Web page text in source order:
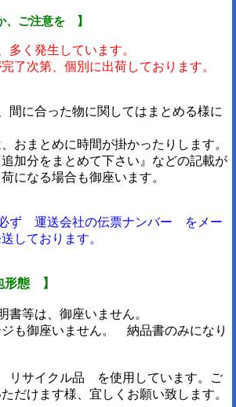
、ご注意を 】
多く発生しています。
了次第、個別に出荷しております。
間に合った物に関してはまとめる様に
おまとめに時間が掛かったりします。
加分をまとめて下さい』などの記載が
になる場合も御座います。
ず 運送会社の伝票ナンバー をメー
しております。
形態 】
書等は、御座いません。
も御座いません。 納品書のみになり
リサイクル品 を使用しています。ご
だけます様、宜しくお願い致します。